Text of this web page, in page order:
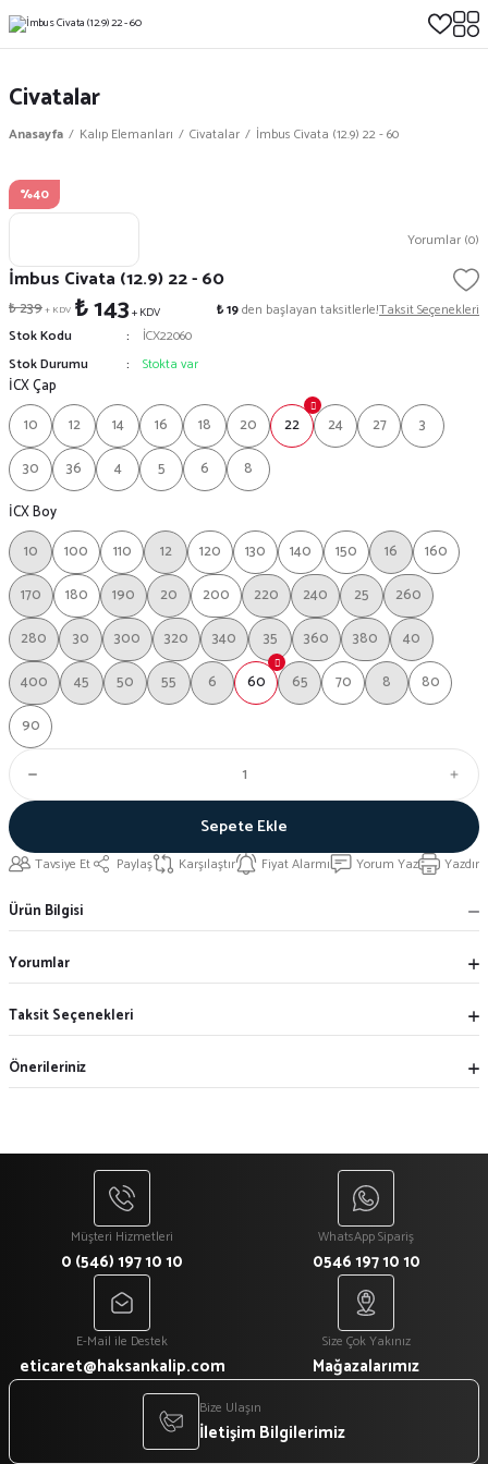
Civatalar
Anasayfa Kalıp Elemanları Civatalar İmbus Civata (12.9) 22 - 60
%40
Yorumlar (0)
İmbus Civata (12.9) 22 - 60
₺ 239+ KDV ₺ 143+ KDV ₺ 19den başlayan taksitlerle!Taksit Seçenekleri
Stok Kodu
İCX22060
Stok Durumu
Stokta var
İCX Çap
10
12 14 16 18 20 22 24 27
3
30
36 4 5 6
8
İCX Boy
10
100 110 12 120 130 140 150 16
160
170
180 190 20 200 220 240 25
260
280
30 300 320 340 35 360 380
40
400
45 50 55 6 60 65 70 8
80
90
Sepete Ekle
Tavsiye Et Paylaş Karşılaştır Fiyat Alarmı Yorum Yaz Yazdır
Ürün Bilgisi
Yorumlar
Taksit Seçenekleri
Önerileriniz
Müşteri Hizmetleri
0 (546) 197 10 10
WhatsApp Sipariş
0546 197 10 10
E-Mail ile Destek
eticaret@haksankalip.com
Size Çok Yakınız
Mağazalarımız
Bize Ulaşın
İletişim Bilgilerimiz